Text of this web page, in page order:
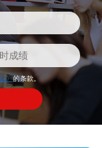
》的条款。